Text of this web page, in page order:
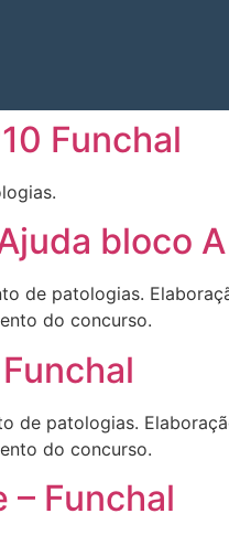
Funchal
bloco
de patologias.
do concurso.
de patologias.
do concurso.
Funchal